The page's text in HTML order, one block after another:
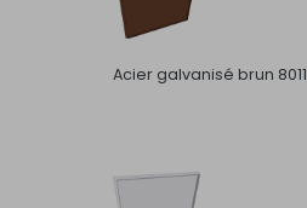
Acier galvanisé brun 8011